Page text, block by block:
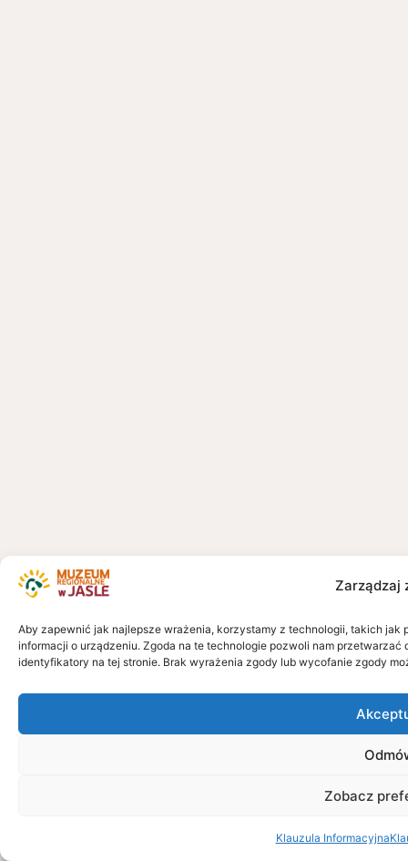
Zarządzaj
Aby zapewnić jak najlepsze wrażenia, korzystamy z technologii, takich
informacji o urządzeniu. Zgoda na te technologie pozwoli nam
identyfikatory na tej stronie. Brak wyrażenia zgody lub wycofanie zgody
Zobacz
Klauzula Informacyjna